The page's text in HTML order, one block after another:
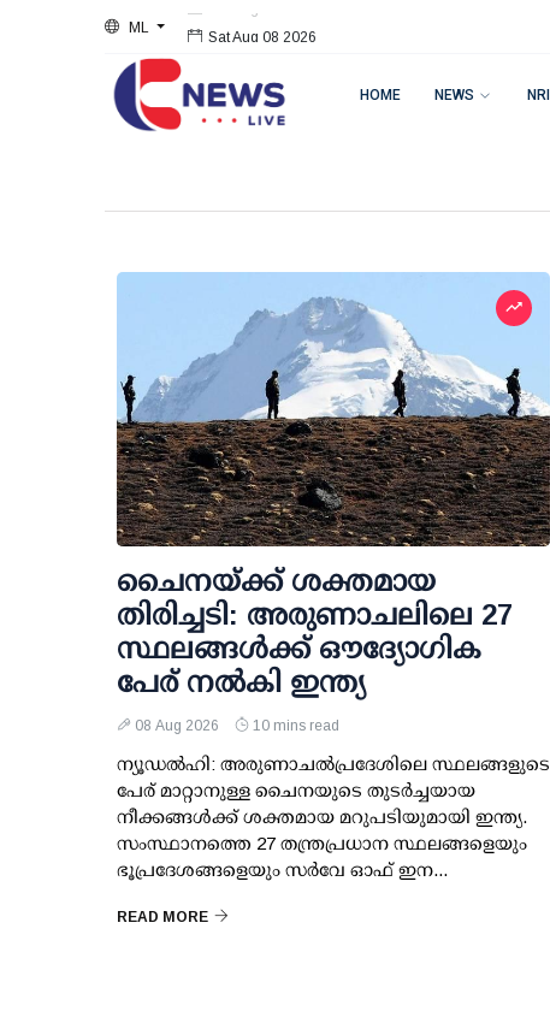
ML Sat Aug 08 2026
HOME NEWS NRI
ചൈനയ്ക്ക് ശക്തമായ
തിരിച്ചടി: അരുണാചലിലെ 27
സ്ഥലങ്ങള്‍ക്ക് ഔദ്യോഗിക
പേര് നല്‍കി ഇന്ത്യ
08 Aug 2026 10 mins read
ന്യൂഡല്‍ഹി: അരുണാചല്‍പ്രദേശിലെ സ്ഥലങ്ങളുടെ
പേര് മാറ്റാനുള്ള ചൈനയുടെ തുടര്‍ച്ചയായ
നീക്കങ്ങള്‍ക്ക് ശക്തമായ മറുപടിയുമായി ഇന്ത്യ.
സംസ്ഥാനത്തെ 27 തന്ത്രപ്രധാന സ്ഥലങ്ങളെയും
ഭൂപ്രദേശങ്ങളെയും സര്‍വേ ഓഫ് ഇന...
READ MORE